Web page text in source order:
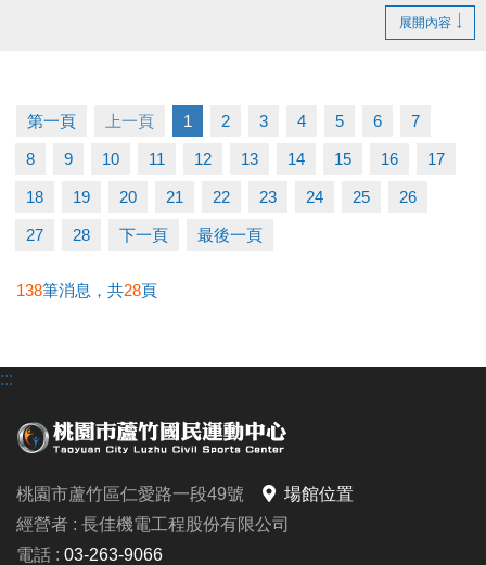
【本次講座主題】
我的情緒在說什麼？一場認識自己的練習
#帶你一起：
◆ 看見自己的情緒，認識情緒真正的樣貌
◆ 學習以接納與理解的方式，與情緒和平相處
【#活動時間】下午 14:00-16:00
【#報名連結】https://reurl.cc/XxelbD
【#洽詢專線】03-2639066 #106
展開內容
第一頁 上一頁 1 2 3 4 5 6 7
8 9 10 11 12 13 14 15 16 17
18 19 20 21 22 23 24 25 26
27 28 下一頁 最後一頁
138筆消息，共28頁
:::
桃園市蘆竹區仁愛路一段49號
場館位置
經營者 : 長佳機電工程股份有限公司
電話 : 03-263-9066